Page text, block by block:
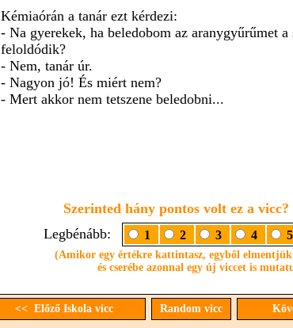
Kémiaórán a tanár ezt kérdezi:
- Na gyerekek, ha beledobom az aranygyűrűmet a
feloldódik?
- Nem, tanár úr.
- Nagyon jó! És miért nem?
- Mert akkor nem tetszene beledobni...
Szerinted hány pontos volt ez a
Legbénább:
1 2 3 4 5
(Amikor egy értékre kattintasz, egyből elmentjük
és cserébe azonnal egy új viccet is
<< Előző Iskola vicc Random vicc